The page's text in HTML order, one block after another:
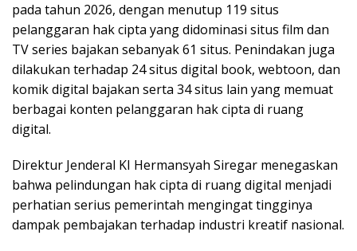
pada tahun 2026, dengan menutup 119 situs
pelanggaran hak cipta yang didominasi situs film dan
TV series bajakan sebanyak 61 situs. Penindakan juga
dilakukan terhadap 24 situs digital book, webtoon, dan
komik digital bajakan serta 34 situs lain yang memuat
berbagai konten pelanggaran hak cipta di ruang
digital.
Direktur Jenderal KI Hermansyah Siregar menegaskan
bahwa pelindungan hak cipta di ruang digital menjadi
perhatian serius pemerintah mengingat tingginya
dampak pembajakan terhadap industri kreatif nasional.